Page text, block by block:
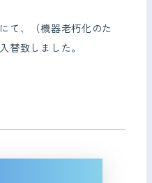
て、（機器老朽化のた
替致しました。